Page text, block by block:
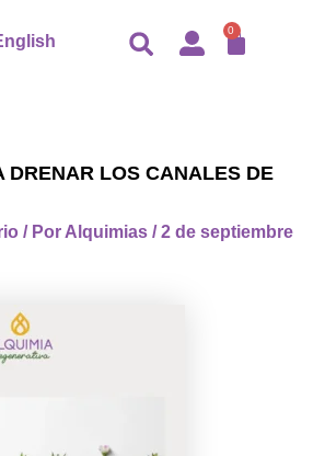
0
DRENAR LOS CANALES DE
/ Por Alquimias /2 de septiembre